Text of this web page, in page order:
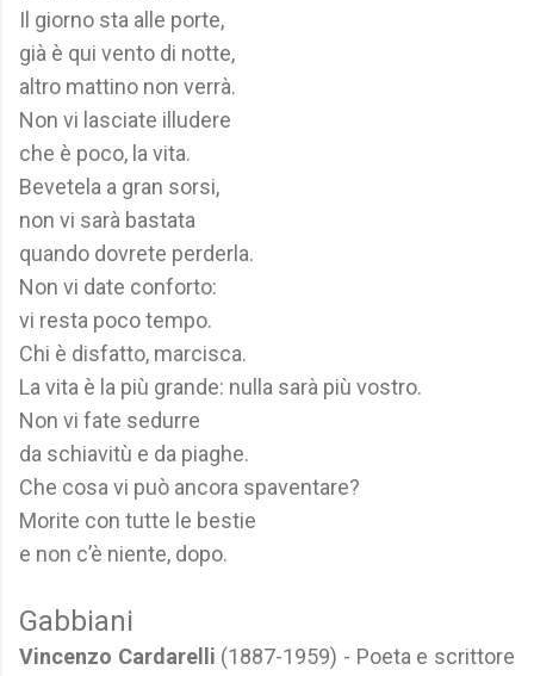
Il giorno sta alle porte,
già è qui vento di notte,
altro mattino non verrà.
Non vi lasciate illudere
che è poco, la vita.
Bevetela a gran sorsi,
non vi sarà bastata
quando dovrete perderla.
Non vi date conforto:
vi resta poco tempo.
Chi è disfatto, marcisca.
La vita è la più grande: nulla sarà più vostro.
Non vi fate sedurre
da schiavitù e da piaghe.
Che cosa vi può ancora spaventare?
Morite con tutte le bestie
e non c’è niente, dopo.
Gabbiani
Vincenzo Cardarelli (1887-1959) - Poeta e scrittore